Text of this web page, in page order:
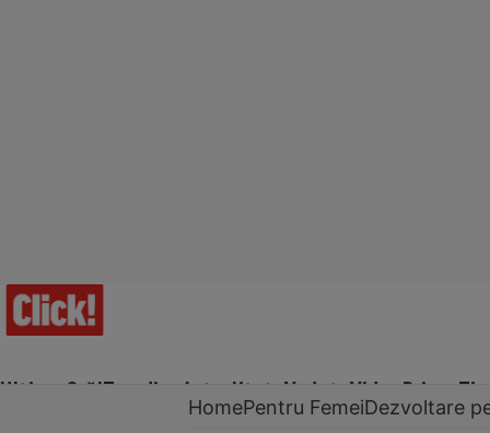
Ultima Oră!Trending Actualitate Vedete Video Prime
HomePentru FemeiDezvoltare